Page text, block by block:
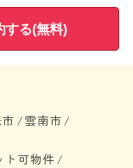
する(無料)
/雲南市 /
ト可物件 /